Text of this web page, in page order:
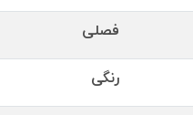
فصلی
رنگی